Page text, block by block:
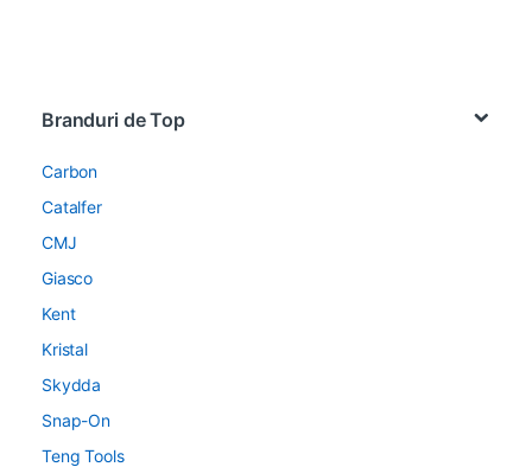
Branduri de Top
Carbon
Catalfer
CMJ
Giasco
Kent
Kristal
Skydda
Snap-On
Teng Tools